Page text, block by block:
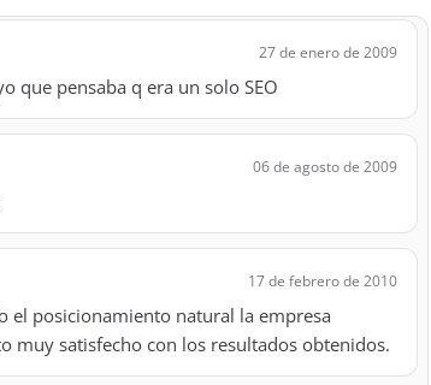
27 de enero de 2009
que pensaba q era un solo SEO
06 de agosto de 2009
17 de febrero de 2010
el posicionamiento natural la empresa
muy satisfecho con los resultados obtenidos.